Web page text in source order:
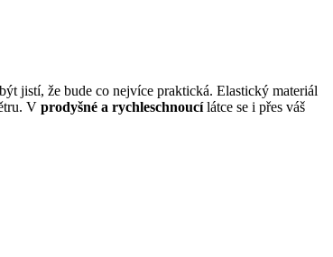
jistí, že bude co nejvíce praktická. Elastický materiál
V prodyšné a rychleschnoucílátce se i přes váš